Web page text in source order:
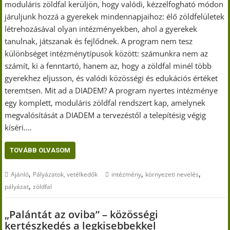
moduláris zöldfal kerüljön, hogy valódi, kézzelfogható módon
járuljunk hozzá a gyerekek mindennapjaihoz: élő zöldfelületek
létrehozásával olyan intézményekben, ahol a gyerekek
tanulnak, játszanak és fejlődnek. A program nem tesz
különbséget intézménytípusok között: számunkra nem az
számít, ki a fenntartó, hanem az, hogy a zöldfal minél több
gyerekhez eljusson, és valódi közösségi és edukációs értéket
teremtsen. Mit ad a DIADEM? A program nyertes intézménye
egy komplett, moduláris zöldfal rendszert kap, amelynek
megvalósítását a DIADEM a tervezéstől a telepítésig végig
kíséri.…
TOVÁBB OLVASOM
Ajánló, Pályázatok, vetélkedők intézmény, környezeti nevelés,
pályázat,zöldfal
„Palántát az oviba” – közösségi
kertészkedés a legkisebbekkel